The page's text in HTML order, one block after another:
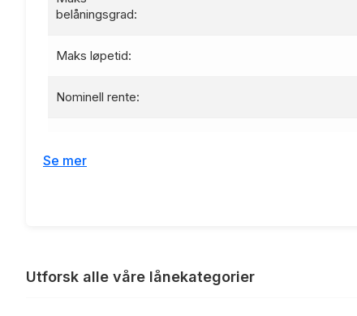
belåningsgrad:
Maks løpetid:
Nominell rente:
Renteeksempel:
Se mer
Utforsk alle våre lånekategorier